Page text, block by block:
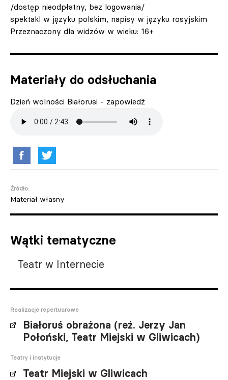
/dostęp nieodpłatny, bez logowania/
spektakl w języku polskim, napisy w języku rosyjskim
Przeznaczony dla widzów w wieku: 16+
Materiały do odsłuchania
Dzień wolności Białorusi - zapowiedź
Źródło:
Materiał własny
Wątki tematyczne
Teatr w Internecie
Realizacje repertuarowe
Białoruś obrażona (reż. Jerzy Jan
Połoński, Teatr Miejski w Gliwicach)
Teatry i instytucje
Teatr Miejski w Gliwicach